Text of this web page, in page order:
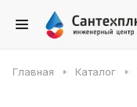
Главная Каталог